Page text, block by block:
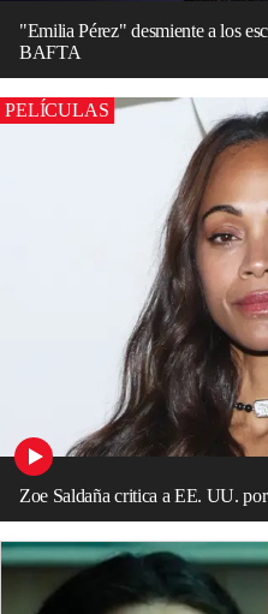
"Emilia Pérez" desmiente a los
BAFTA
PELÍCULAS
Zoe Saldaña critica a EE. UU.